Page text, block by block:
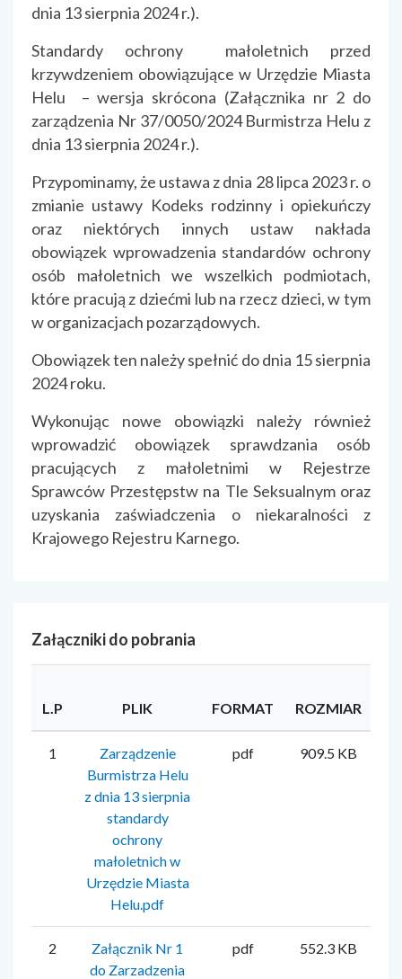
dnia 13 sierpnia 2024 r.).
Standardy ochrony małoletnich przed
krzywdzeniem obowiązujące w Urzędzie Miasta
Helu – wersja skrócona (Załącznika nr 2 do
zarządzenia Nr 37/0050/2024 Burmistrza Helu z
dnia 13 sierpnia 2024 r.).
Przypominamy, że ustawa z dnia 28 lipca 2023 r. o
zmianie ustawy Kodeks rodzinny i opiekuńczy
oraz niektórych innych ustaw nakłada
obowiązek wprowadzenia standardów ochrony
osób małoletnich we wszelkich podmiotach,
które pracują z dziećmi lub na rzecz dzieci, w tym
w organizacjach pozarządowych.
Obowiązek ten należy spełnić do dnia 15 sierpnia
2024 roku.
Wykonując nowe obowiązki należy również
wprowadzić obowiązek sprawdzania osób
pracujących z małoletnimi w Rejestrze
Sprawców Przestępstw na Tle Seksualnym oraz
uzyskania zaświadczenia o niekaralności z
Krajowego Rejestru Karnego.
Załączniki do pobrania
L.P PLIK FORMAT ROZMIAR
1
Zarządzenie
Burmistrza Helu
z dnia 13 sierpnia
standardy
ochrony
małoletnich w
Urzędzie Miasta
Helu.pdf
pdf 909.5 KB
2
Załącznik Nr 1
do Zarzadzenia
pdf 552.3 KB